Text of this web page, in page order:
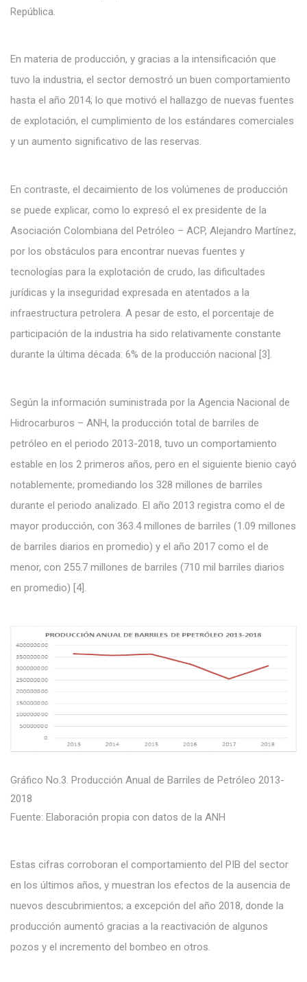
República.
En materia de producción, y gracias a la intensificación que
tuvo la industria, el sector demostró un buen comportamiento
hasta el año 2014; lo que motivó el hallazgo de nuevas fuentes
de explotación, el cumplimiento de los estándares comerciales
y un aumento significativo de las reservas.
En contraste, el decaimiento de los volúmenes de producción
se puede explicar, como lo expresó el ex presidente de la
Asociación Colombiana del Petróleo – ACP, Alejandro Martínez,
por los obstáculos para encontrar nuevas fuentes y
tecnologías para la explotación de crudo, las dificultades
jurídicas y la inseguridad expresada en atentados a la
infraestructura petrolera. A pesar de esto, el porcentaje de
participación de la industria ha sido relativamente constante
durante la última década: 6% de la producción nacional [3].
Según la información suministrada por la Agencia Nacional de
Hidrocarburos – ANH, la producción total de barriles de
petróleo en el periodo 2013-2018, tuvo un comportamiento
estable en los 2 primeros años, pero en el siguiente bienio cayó
notablemente; promediando los 328 millones de barriles
durante el periodo analizado. El año 2013 registra como el de
mayor producción, con 363.4 millones de barriles (1.09 millones
de barriles diarios en promedio) y el año 2017 como el de
menor, con 255.7 millones de barriles (710 mil barriles diarios
en promedio) [4].
Gráfico No.3. Producción Anual de Barriles de Petróleo 2013-
2018
Fuente: Elaboración propia con datos de la ANH
Estas cifras corroboran el comportamiento del PIB del sector
en los últimos años, y muestran los efectos de la ausencia de
nuevos descubrimientos; a excepción del año 2018, donde la
producción aumentó gracias a la reactivación de algunos
pozos y el incremento del bombeo en otros.